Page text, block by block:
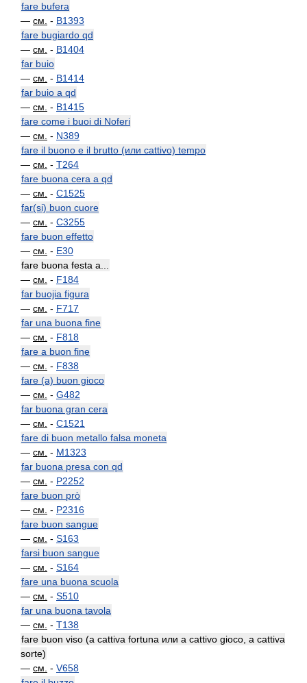
fare bufera
— см. - B1393
fare bugiardo qd
— см. - B1404
far buio
— см. - B1414
far buio a qd
— см. - B1415
fare come i buoi di Noferi
— см. - N389
fare il buono e il brutto (или cattivo) tempo
— см. - T264
fare buona cera a qd
— см. - C1525
far(si) buon cuore
— см. - C3255
fare buon effetto
— см. - E30
fare buona festa a...
— см. - F184
far buojia figura
— см. - F717
far una buona fine
— см. - F818
fare a buon fine
— см. - F838
fare (a) buon gioco
— см. - G482
far buona gran cera
— см. - C1521
fare di buon metallo falsa moneta
— см. - M1323
far buona presa con qd
— см. - P2252
fare buon prò
— см. - P2316
fare buon sangue
— см. - S163
farsi buon sangue
— см. - S164
fare una buona scuola
— см. - S510
far una buona tavola
— см. - T138
fare buon viso (a cattiva fortuna или a cattivo gioco, a cattiva
sorte)
— см. - V658